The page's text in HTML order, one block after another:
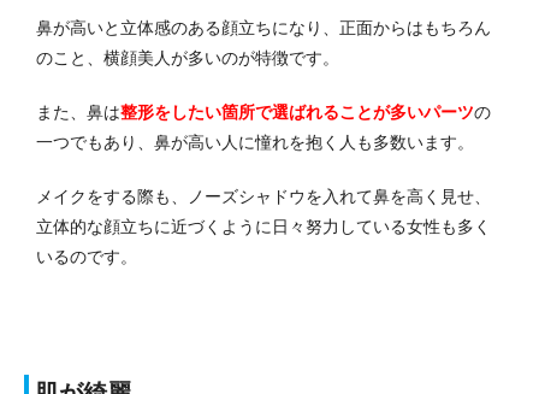
鼻が高いと立体感のある顔立ちになり、正面からはもちろん
のこと、横顔美人が多いのが特徴です。
また、鼻は整形をしたい箇所で選ばれることが多いパーツの
一つでもあり、鼻が高い人に憧れを抱く人も多数います。
メイクをする際も、ノーズシャドウを入れて鼻を高く見せ、
立体的な顔立ちに近づくように日々努力している女性も多く
いるのです。